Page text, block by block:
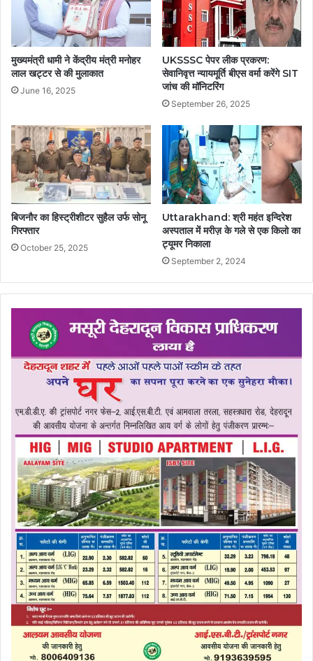
मुख्यमंत्री धामी ने केंद्रीय मंत्री मनोहर
लाल खट्टर से की मुलाकात
June 16, 2025
UKSSSC पेपर लीक प्रकरण:
सेवानिवृत्त न्यायमूर्ति बीएस वर्मा करेंगे SIT
जांच की मॉनिटरिंग
September 26, 2025
बिजनौर का हिस्ट्रीशीटर सुहैल उर्फ सोनू
गिरफ्तार
October 25, 2025
Uttarakhand: श्री महंत इन्दिरेश
अस्पताल में मरीज़ के गले से एक किलो का
ट्यूमर निकाला
September 2, 2024